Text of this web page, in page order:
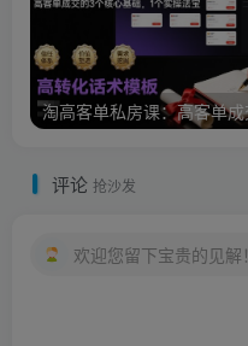
评论 抢沙发
欢迎您留下宝贵的见解！